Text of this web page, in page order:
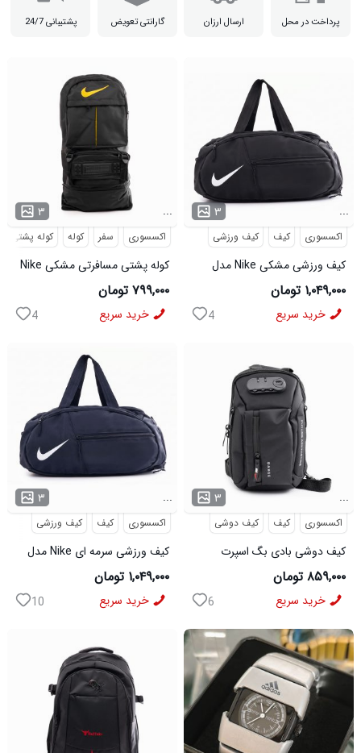
پرداخت در محل ارسال ارزان گارانتی تعویض پشتیبانی 24/7
۳ ...
اکسسوری سفر کوله کوله پشتی
کوله پشتی مسافرتی مشکی Nike
مدل 50693
۷۹۹,۰۰۰ تومان
خرید سریع 4
۳ ...
اکسسوری کیف کیف ورزشی
کیف ورزشی مشکی Nike مدل
50700
۱,۰۴۹,۰۰۰ تومان
خرید سریع 4
۳ ...
اکسسوری کیف کیف ورزشی
کیف ورزشی سرمه ای Nike مدل
50701
۱,۰۴۹,۰۰۰ تومان
خرید سریع 10
۳ ...
اکسسوری کیف کیف دوشی
کیف دوشی بادی بگ اسپرت
Bange مدل 50695
۸۵۹,۰۰۰ تومان
خرید سریع 6